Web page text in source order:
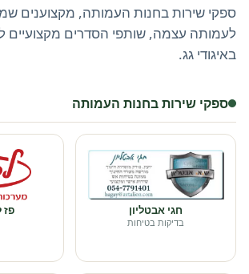
ספקי שירות בחנות העמותה, מקצוענים
לעמותה עצמה, שותפי הסדרים מקצועיים
באיגודי גג.
ספקי שירות בחנות העמותה
חגי אבטליון
בדיקות בטיחות
פז